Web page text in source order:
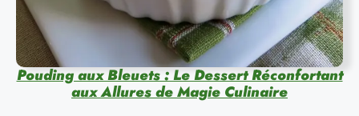
Pouding aux Bleuets : Le Dessert Réconfortant
aux Allures de Magie Culinaire